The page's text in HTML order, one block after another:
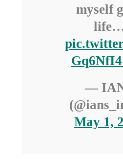
myself
—
May 1,